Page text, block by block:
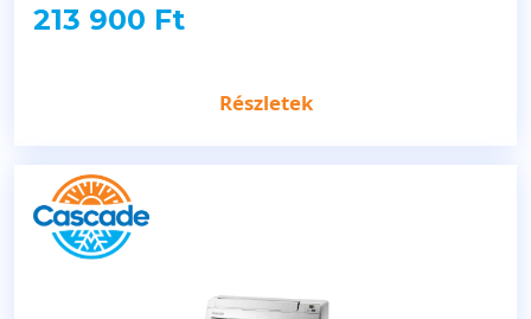
213 900 Ft
Részletek